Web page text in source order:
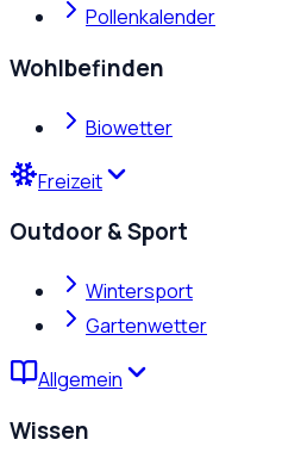
Pollenkalender
Wohlbefinden
Biowetter
Freizeit
Outdoor & Sport
Wintersport
Gartenwetter
Allgemein
Wissen